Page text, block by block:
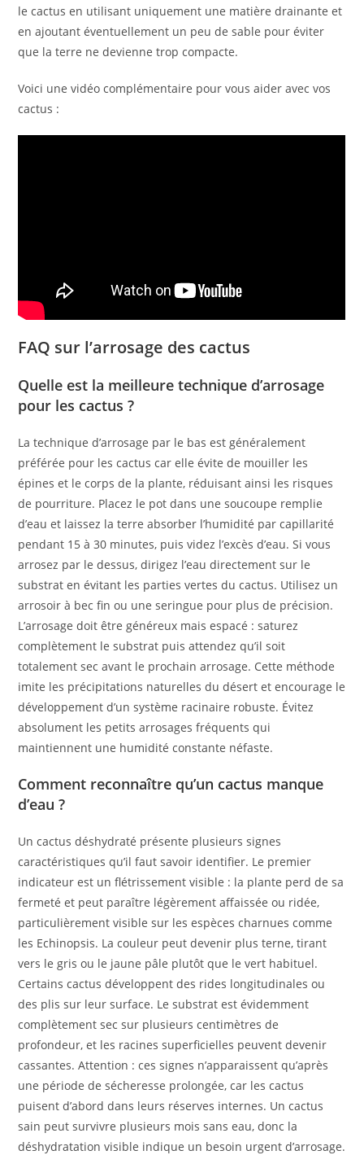
le cactus en utilisant uniquement une matière drainante et
en ajoutant éventuellement un peu de sable pour éviter
que la terre ne devienne trop compacte.
Voici une vidéo complémentaire pour vous aider avec vos
cactus :
FAQ sur l’arrosage des cactus
Quelle est la meilleure technique d’arrosage
pour les cactus ?
La technique d’arrosage par le bas est généralement
préférée pour les cactus car elle évite de mouiller les
épines et le corps de la plante, réduisant ainsi les risques
de pourriture. Placez le pot dans une soucoupe remplie
d’eau et laissez la terre absorber l’humidité par capillarité
pendant 15 à 30 minutes, puis videz l’excès d’eau. Si vous
arrosez par le dessus, dirigez l’eau directement sur le
substrat en évitant les parties vertes du cactus. Utilisez un
arrosoir à bec fin ou une seringue pour plus de précision.
L’arrosage doit être généreux mais espacé : saturez
complètement le substrat puis attendez qu’il soit
totalement sec avant le prochain arrosage. Cette méthode
imite les précipitations naturelles du désert et encourage le
développement d’un système racinaire robuste. Évitez
absolument les petits arrosages fréquents qui
maintiennent une humidité constante néfaste.
Comment reconnaître qu’un cactus manque
d’eau ?
Un cactus déshydraté présente plusieurs signes
caractéristiques qu’il faut savoir identifier. Le premier
indicateur est un flétrissement visible : la plante perd de sa
fermeté et peut paraître légèrement affaissée ou ridée,
particulièrement visible sur les espèces charnues comme
les Echinopsis. La couleur peut devenir plus terne, tirant
vers le gris ou le jaune pâle plutôt que le vert habituel.
Certains cactus développent des rides longitudinales ou
des plis sur leur surface. Le substrat est évidemment
complètement sec sur plusieurs centimètres de
profondeur, et les racines superficielles peuvent devenir
cassantes. Attention : ces signes n’apparaissent qu’après
une période de sécheresse prolongée, car les cactus
puisent d’abord dans leurs réserves internes. Un cactus
sain peut survivre plusieurs mois sans eau, donc la
déshydratation visible indique un besoin urgent d’arrosage.